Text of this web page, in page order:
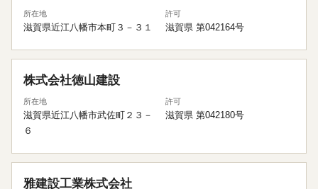
所在地
滋賀県近江八幡市本町３－３１
許可
滋賀県 第042164号
株式会社徳山建設
所在地
滋賀県近江八幡市武佐町２３－
６
許可
滋賀県 第042180号
雅建設工業株式会社